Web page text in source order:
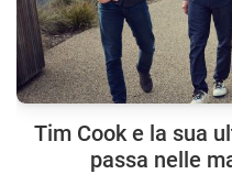
Tim Cook e la sua
passa nelle